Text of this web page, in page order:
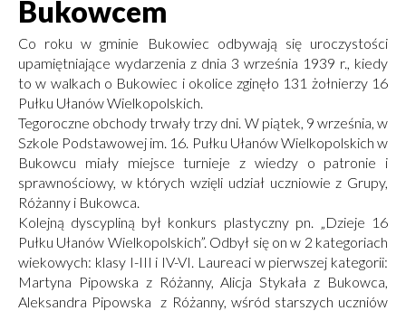
Bukowcem
Co roku w gminie Bukowiec odbywają się uroczystości
upamiętniające wydarzenia z dnia 3 września 1939 r., kiedy
to w walkach o Bukowiec i okolice zginęło 131 żołnierzy 16
Pułku Ułanów Wielkopolskich.
Tegoroczne obchody trwały trzy dni. W piątek, 9 września, w
Szkole Podstawowej im. 16. Pułku Ułanów Wielkopolskich w
Bukowcu miały miejsce turnieje z wiedzy o patronie i
sprawnościowy, w których wzięli udział uczniowie z Grupy,
Różanny i Bukowca.
Kolejną dyscypliną był konkurs plastyczny pn. „Dzieje 16
Pułku Ułanów Wielkopolskich”. Odbył się on w 2 kategoriach
wiekowych: klasy I-III i IV-VI. Laureaci w pierwszej kategorii:
Martyna Pipowska z Różanny, Alicja Stykała z Bukowca,
Aleksandra Pipowska z Różanny, wśród starszych uczniów